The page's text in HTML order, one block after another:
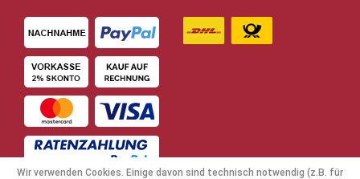
Wir verwenden Cookies. Einige davon sind technisch notwendig (z.B. für